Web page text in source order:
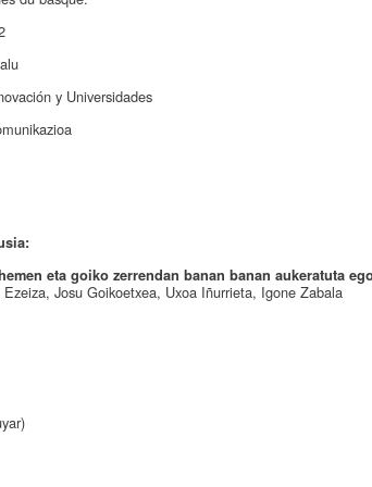
y Universidades
eta goiko zerrendan banan banan aukeratuta
Josu Goikoetxea, Uxoa Iñurrieta, Igone Zabala